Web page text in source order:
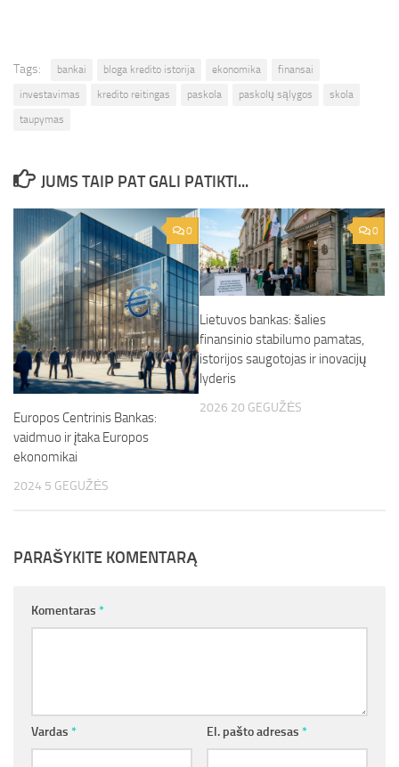
Tags: bankai bloga kredito istorija ekonomika
finansai
investavimas
kredito reitingas paskola paskolų sąlygos
skola
taupymas
JUMS TAIP PAT GALI PATIKTI...
0
Europos Centrinis Bankas:
vaidmuo ir įtaka Europos
ekonomikai
2024 5 GEGUŽĖS
0
Lietuvos bankas: šalies
finansinio stabilumo pamatas,
istorijos saugotojas ir inovacijų
lyderis
2026 20 GEGUŽĖS
PARAŠYKITE KOMENTARĄ
Komentaras *
Vardas * El. pašto adresas *